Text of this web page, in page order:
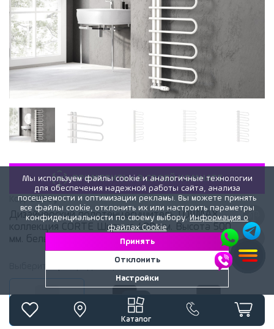
Каталог
«ПРИМЕРИТЬ» В СВОЕЙ КОМНАТЕ
Код:3256y
Дизайнерский полотенцесушитель LOJIMAX,
коллекция CORTE Ширина 400 мм. Высота 500
мм. белый мат
Белый матовый Черный матовый Антрацит матовый
Мы используем файлы cookie и аналогичные технологии
для обеспечения надежной работы сайта, анализа
посещаемости и оптимизации рекламы. Вы можете принять
все файлы cookie, отклонить их или настроить параметры
конфиденциальности по своему выбору.Информация о
файлах Cookie
Принять
Отклонить
Настройки